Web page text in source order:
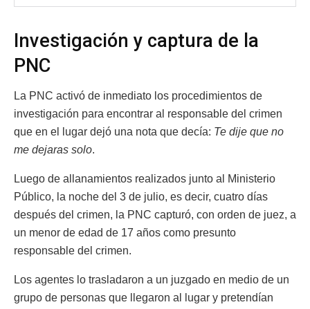
Investigación y captura de la
PNC
La PNC activó de inmediato los procedimientos de
investigación para encontrar al responsable del crimen
que en el lugar dejó una nota que decía: Te dije que no
me dejaras solo.
Luego de allanamientos realizados junto al Ministerio
Público, la noche del 3 de julio, es decir, cuatro días
después del crimen, la PNC capturó, con orden de juez, a
un menor de edad de 17 años como presunto
responsable del crimen.
Los agentes lo trasladaron a un juzgado en medio de un
grupo de personas que llegaron al lugar y pretendían